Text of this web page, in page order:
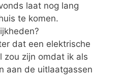
laat nog lang
te komen.
dat een elektrische
zou zijn omdat ik als
aan de uitlaatgassen